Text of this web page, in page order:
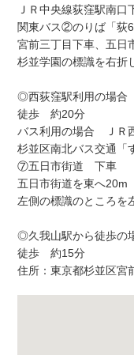
ＪＲ中央線荻窪駅南口
関東バス②のりば「
宮前三丁目下車、五日
杉並学園の標識を右折
◎西荻窪駅利用の場合
徒歩 約20分
バス利用の場合 ＪＲ
杉並区南北バス交通「
⑦五日市街道 下車
五日市街道を東へ20m
左側の標識のところを
◎久我山駅から徒歩の
徒歩 約15分
住所：東京都杉並区宮